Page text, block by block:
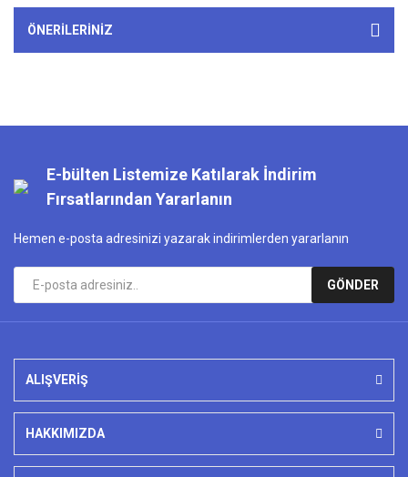
ÖNERILERINIZ
E-bülten Listemize Katılarak İndirim
Fırsatlarından Yararlanın
Hemen e-posta adresinizi yazarak indirimlerden yararlanın
GÖNDER
ALIŞVERİŞ
HAKKIMIZDA